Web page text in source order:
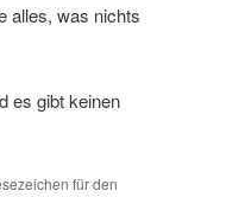
alles, was nichts
es gibt keinen
für den